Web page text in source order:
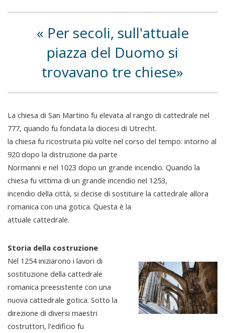
Per secoli, sull'attuale
piazza del Duomo si
trovavano tre chiese
La chiesa di San Martino fu elevata al rango di cattedrale nel
777, quando fu fondata la diocesi di Utrecht.
la chiesa fu ricostruita più volte nel corso del tempo: intorno al
920 dopo la distruzione da parte
Normanni e nel 1023 dopo un grande incendio. Quando la
chiesa fu vittima di un grande incendio nel 1253,
incendio della città, si decise di sostituire la cattedrale allora
romanica con una gotica. Questa è la
attuale cattedrale.
Storia della costruzione
Nel 1254 iniziarono i lavori di
sostituzione della cattedrale
romanica preesistente con una
nuova cattedrale gotica. Sotto la
direzione di diversi maestri
costruttori, l'edificio fu